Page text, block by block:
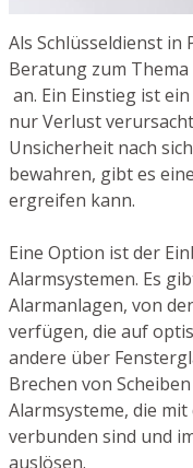
Als Schlüsseldienst
Beratung zum
an. Ein Einstieg ist
nur Verlust
Unsicherheit nach
bewahren, gibt es
ergreifen kann.
Eine Option ist der
Alarmsystemen. Es
Alarmanlagen, von
verfügen, die auf
andere über
Brechen von
Alarmsysteme, die
verbunden sind und
auslösen.